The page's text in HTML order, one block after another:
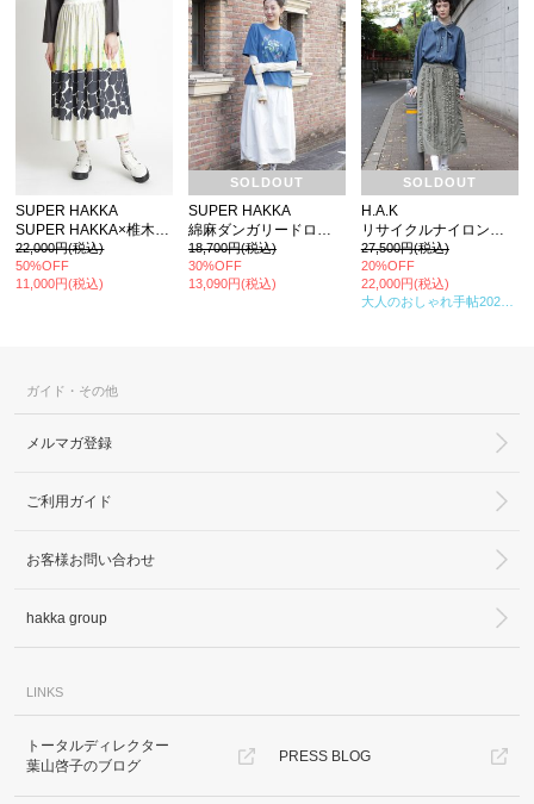
SUPER HAKKA
SUPER HAKKA×椎木彩子 「Turnip」/「Hyacinth」プリントタックスカート
22,000円(税込)
50%OFF
11,000円(税込)
SOLDOUT
SUPER HAKKA
綿麻ダンガリードロストスカート(オフホワイトのみ裏地付き)
18,700円(税込)
30%OFF
13,090円(税込)
SOLDOUT
H.A.K
リサイクルナイロンタスランメモリーフリルスカート(裏地付き)
27,500円(税込)
20%OFF
22,000円(税込)
大人のおしゃれ手帖2025年2月号
ガイド・その他
メルマガ登録
ご利用ガイド
お客様お問い合わせ
hakka group
LINKS
トータルディレクター
葉山啓子のブログ
PRESS BLOG